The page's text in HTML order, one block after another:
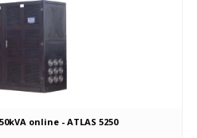
online - ATLAS 5250